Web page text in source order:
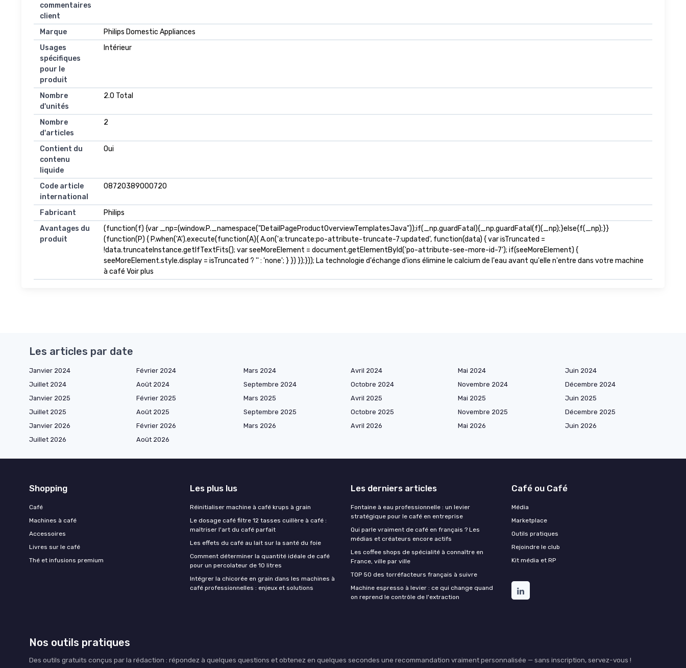
commentaires
client
Marque
Philips Domestic Appliances
Usages
spécifiques
pour le
produit
Intérieur
Nombre
d'unités
2.0 Total
Nombre
d'articles
2
Contient du
contenu
liquide
Oui
Code article
international
08720389000720
Fabricant
Philips
Avantages du
produit
(function(f) {var _np=(window.P._namespace("DetailPageProductOverviewTemplatesJava"));if(_np.guardFatal){_np.guardFatal(f)(_np);}else{f(_np);}}
(function(P) { P.when('A').execute(function(A){ A.on('a:truncate:po-attribute-truncate-7:updated', function(data) { var isTruncated =
!data.truncateInstance.getIfTextFits(); var seeMoreElement = document.getElementById('po-attribute-see-more-id-7'); if(seeMoreElement) {
seeMoreElement.style.display = isTruncated ? '' : 'none'; } }) });})); La technologie d'échange d'ions élimine le calcium de l'eau avant qu'elle n'entre dans votre machine
à café Voir plus
Les articles par date
Janvier 2024 Février 2024 Mars 2024 Avril 2024 Mai 2024
Juin 2024
Juillet 2024
Août 2024 Septembre 2024 Octobre 2024 Novembre 2024
Décembre 2024
Janvier 2025
Février 2025 Mars 2025 Avril 2025 Mai 2025
Juin 2025
Juillet 2025
Août 2025 Septembre 2025 Octobre 2025 Novembre 2025
Décembre 2025
Janvier 2026
Février 2026 Mars 2026 Avril 2026 Mai 2026
Juin 2026
Juillet 2026
Août 2026
Shopping
Café
Machines à café
Accessoires
Livres sur le café
Thé et infusions premium
Les plus lus
Réinitialiser machine à café krups à grain
Le dosage café filtre 12 tasses cuillère à café :
maîtriser l'art du café parfait
Les effets du café au lait sur la santé du foie
Comment déterminer la quantité idéale de café
pour un percolateur de 10 litres
Intégrer la chicorée en grain dans les machines à
café professionnelles : enjeux et solutions
Les derniers articles
Fontaine à eau professionnelle : un levier
stratégique pour le café en entreprise
Qui parle vraiment de café en français ? Les
médias et créateurs encore actifs
Les coffee shops de spécialité à connaître en
France, ville par ville
TOP 50 des torréfacteurs français à suivre
Machine espresso à levier : ce qui change quand
on reprend le contrôle de l'extraction
Café ou Café
Média
Marketplace
Outils pratiques
Rejoindre le club
Kit média et RP
Nos outils pratiques
Des outils gratuits conçus par la rédaction : répondez à quelques questions et obtenez en quelques secondes une recommandation vraiment personnalisée — sans inscription, servez-vous !